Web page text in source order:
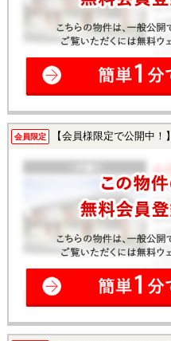
会員限定 【会員様限定で公開中！】